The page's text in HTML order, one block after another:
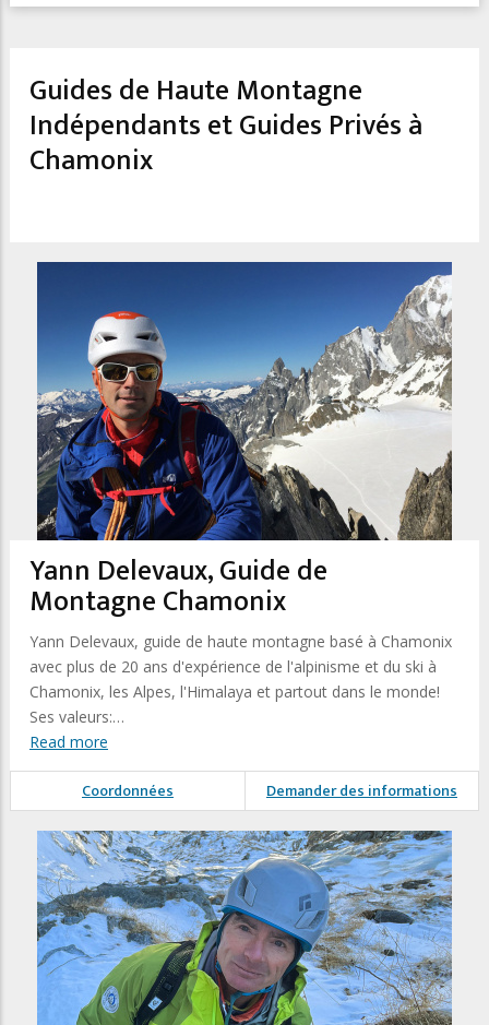
Guides de Haute Montagne
Indépendants et Guides Privés à
Chamonix
Yann Delevaux, Guide de
Montagne Chamonix
Yann Delevaux, guide de haute montagne basé à Chamonix
avec plus de 20 ans d'expérience de l'alpinisme et du ski à
Chamonix, les Alpes, l'Himalaya et partout dans le monde!
Ses valeurs:…
Read more
Coordonnées Demander des informations